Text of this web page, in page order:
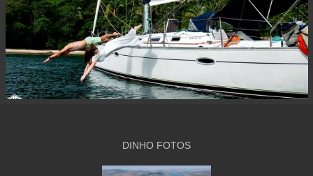
DINHO FOTOS